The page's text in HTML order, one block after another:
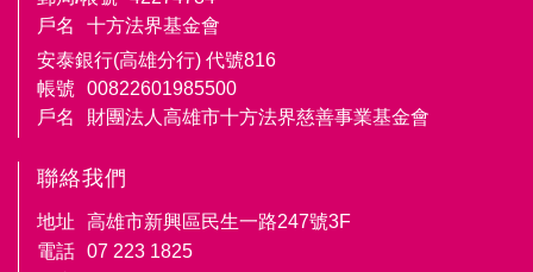
戶名
十方法界基金會
安泰銀行(高雄分行) 代號816
帳號
00822601985500
戶名
財團法人高雄市十方法界慈善事業基金會
聯絡我們
地址
高雄市新興區民生一路247號3F
電話 07 223 1825